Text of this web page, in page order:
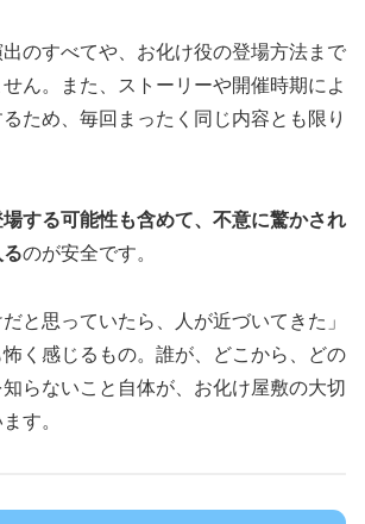
のすべてや、お化け役の登場方法まで
ん。また、ストーリーや開催時期によ
ため、毎回まったく同じ内容とも限り
場する可能性も含めて、不意に驚かされ
のが安全です。
だと思っていたら、人が近づいてきた」
く感じるもの。誰が、どこから、どの
らないこと自体が、お化け屋敷の大切
す。